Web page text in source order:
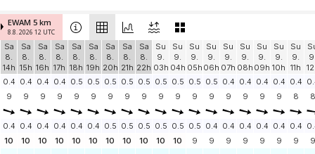
EWAM 5 km
8.8. 2026 12 UTC
Sa
8.
14h
Sa
8.
15h
Sa
8.
16h
Sa
8.
17h
Sa
8.
18h
Sa
8.
19h
Sa
8.
20h
Sa
8.
21h
Sa
8.
22h
Su
9.
03h
Su
9.
04h
Su
9.
05h
Su
9.
06h
Su
9.
07h
Su
9.
08h
Su
9.
09h
Su
9.
10h
Su
9.
11h
0.4 0.4 0.4 0.4 0.5 0.5 0.5 0.5 0.5 0.5 0.5 0.5 0.5 0.4 0.4 0.4 0.4 0.4
9
9 9 9 9 9 9 9 9 9 9 9 9 9 9 9 9 8 8
0.4 0.4 0.4 0.4 0.4 0.4 0.5 0.5 0.5 0.5 0.5 0.5 0.4 0.4 0.4 0.4 0.4 0.4
10
10 10 10 10 10 10 10 10 10 10 9 9 9 9 9 9 9 9